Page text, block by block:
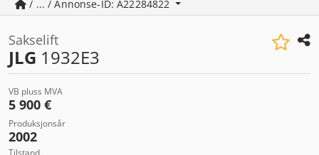
/ ... / Annonse-ID: A22284822
Sakselift
JLG 1932E3
VB pluss MVA
5 900 €
Produksjonsår
2002
Tilstand